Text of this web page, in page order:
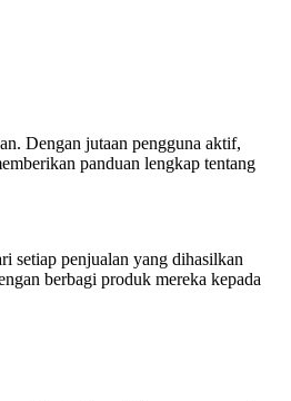
Dengan jutaan pengguna aktif,
panduan lengkap tentang
setiap penjualan yang dihasilkan
berbagi produk mereka kepada